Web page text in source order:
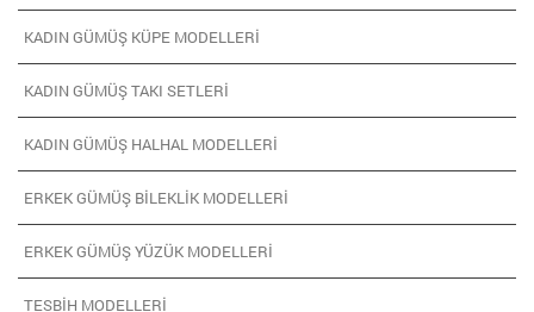
KADIN GÜMÜŞ KÜPE MODELLERI
KADIN GÜMÜŞ TAKI SETLERI
KADIN GÜMÜŞ HALHAL MODELLERI
ERKEK GÜMÜŞ BILEKLIK MODELLERI
ERKEK GÜMÜŞ YÜZÜK MODELLERI
TESBIH MODELLERI